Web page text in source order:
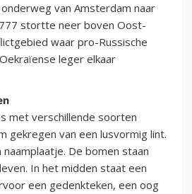
van Amsterdam naar
stortte neer boven Oost-
waar pro-Russische
leger elkaar
met verschillende soorten
gekregen van een lusvormig lint.
De bomen staan
In het midden staat een
een gedenkteken, een oog